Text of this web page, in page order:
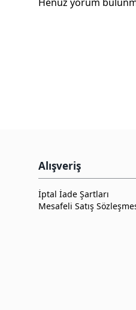
Alışveriş
İptal İade Şartları
Mesafeli Satış